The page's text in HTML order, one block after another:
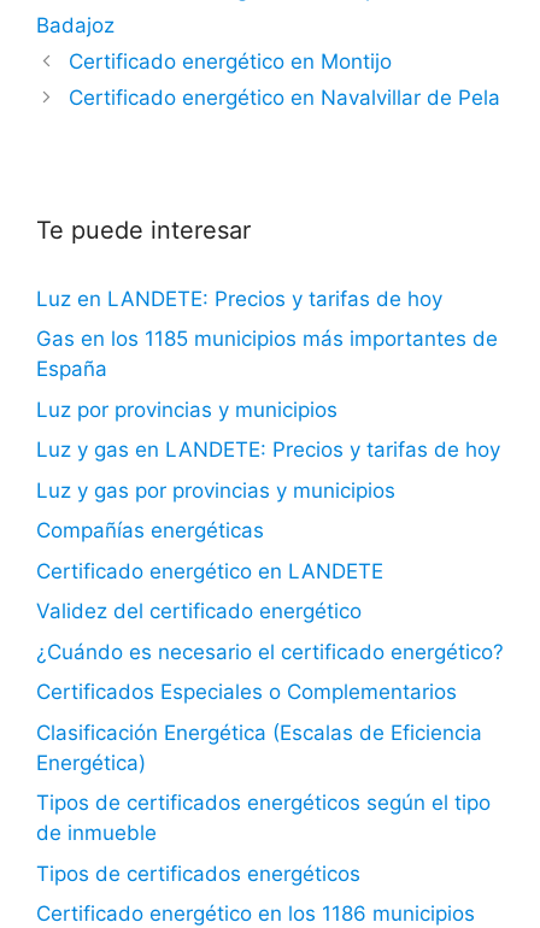
Badajoz
Certificado energético en Montijo
Certificado energético en Navalvillar de Pela
Te puede interesar
Luz en LANDETE: Precios y tarifas de hoy
Gas en los 1185 municipios más importantes de
España
Luz por provincias y municipios
Luz y gas en LANDETE: Precios y tarifas de hoy
Luz y gas por provincias y municipios
Compañías energéticas
Certificado energético en LANDETE
Validez del certificado energético
¿Cuándo es necesario el certificado energético?
Certificados Especiales o Complementarios
Clasificación Energética (Escalas de Eficiencia
Energética)
Tipos de certificados energéticos según el tipo
de inmueble
Tipos de certificados energéticos
Certificado energético en los 1186 municipios